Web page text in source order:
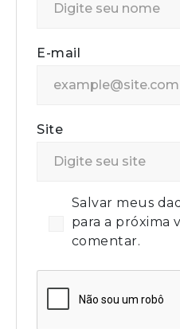
E-mail
Site
Salvar meus
para a próxima
comentar.